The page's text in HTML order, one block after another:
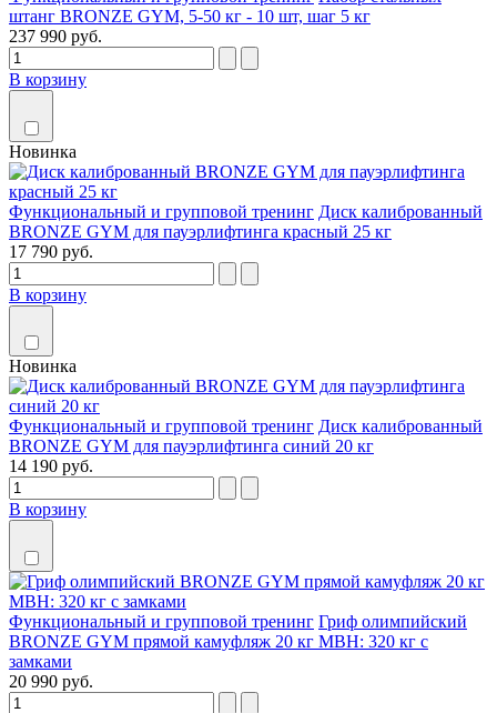
штанг BRONZE GYM, 5-50 кг - 10 шт, шаг 5 кг
237 990 руб.
В корзину
Новинка
Функциональный и групповой тренинг Диск калиброванный
BRONZE GYM для пауэрлифтинга красный 25 кг
17 790 руб.
В корзину
Новинка
Функциональный и групповой тренинг Диск калиброванный
BRONZE GYM для пауэрлифтинга синий 20 кг
14 190 руб.
В корзину
Функциональный и групповой тренинг Гриф олимпийский
BRONZE GYM прямой камуфляж 20 кг MBH: 320 кг с
замками
20 990 руб.